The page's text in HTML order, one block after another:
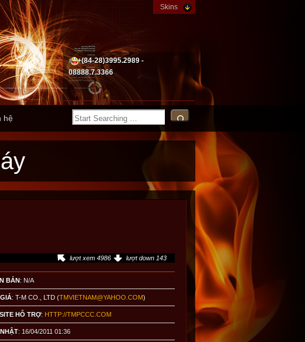
Skins
+(84-28)3995.2989 -
08888.7.3366
hệ
lượt xem 4986 lượt down 143
BẢN: N/A
: T-M CO., LTD (TMVIETNAM@YAHOO.COM)
HỖ TRỢ: HTTP://TMPCCC.COM
: 16/04/2011 01:36